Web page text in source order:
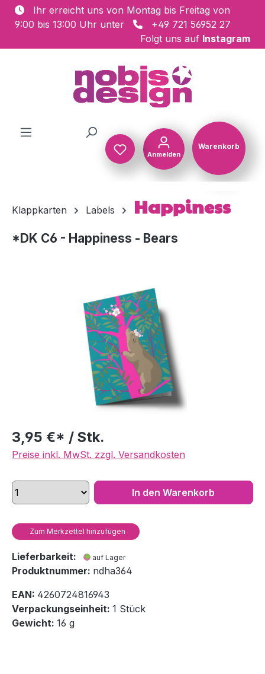
Zum Hauptinhalt springen
Ihr erreicht uns von Montag bis Freitag von
9:00 bis 13:00 Uhr unter
+49 721 56952 27
Folgt uns auf Instagram
Anmelden
Warenkorb
Klappkarten Labels Happiness
*DK C6 - Happiness - Bears
Bildergalerie überspringen
3,95 €* / Stk.
Preise inkl. MwSt. zzgl. Versandkosten
In den Warenkorb
Zum Merkzettel hinzufügen
Lieferbarkeit: auf Lager
Produktnummer: ndha364
EAN: 4260724816943
Verpackungseinheit: 1 Stück
Gewicht: 16 g